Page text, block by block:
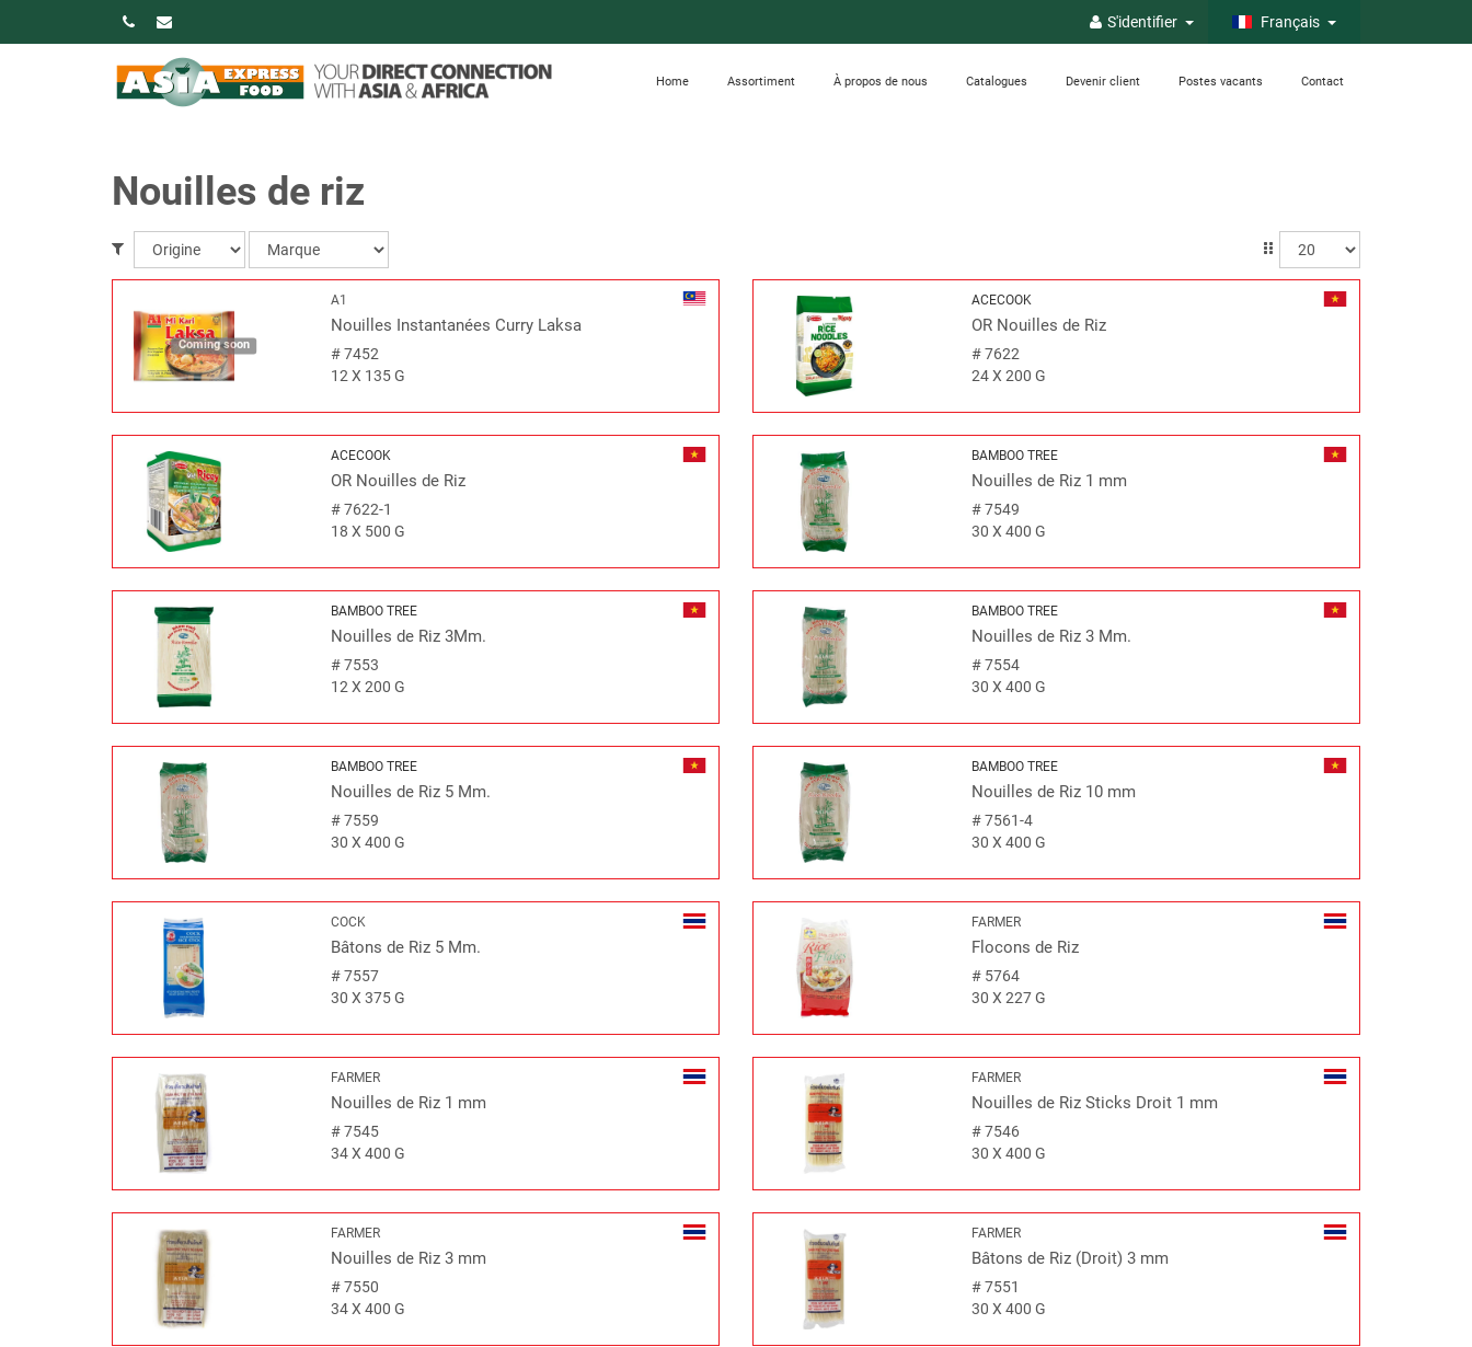
S'identifier Français
Home Assortiment À propos de nous Catalogues Devenir client Postes vacants Contact
Nouilles de riz
Coming soon
A1
Nouilles Instantanées Curry Laksa
#7452
12 X 135 G
ACECOOK
OR Nouilles de Riz
#7622
24 X 200 G
ACECOOK
OR Nouilles de Riz
#7622-1
18 X 500 G
BAMBOO TREE
Nouilles de Riz 1 mm
#7549
30 X 400 G
BAMBOO TREE
Nouilles de Riz 3Mm.
#7553
12 X 200 G
BAMBOO TREE
Nouilles de Riz 3 Mm.
#7554
30 X 400 G
BAMBOO TREE
Nouilles de Riz 5 Mm.
#7559
30 X 400 G
BAMBOO TREE
Nouilles de Riz 10 mm
#7561-4
30 X 400 G
COCK
Bâtons de Riz 5 Mm.
#7557
30 X 375 G
FARMER
Flocons de Riz
# 5764
30 X 227 G
FARMER
Nouilles de Riz 1 mm
#7545
34 X 400 G
FARMER
Nouilles de Riz Sticks Droit 1 mm
#7546
30 X 400 G
FARMER
Nouilles de Riz 3 mm
#7550
34 X 400 G
FARMER
Bâtons de Riz (Droit) 3 mm
#7551
30 X 400 G